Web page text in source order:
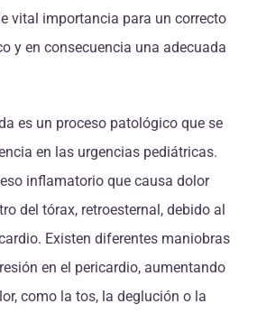
vital importancia para un correcto
y en consecuencia una adecuada
es un proceso patológico que se
en las urgencias pediátricas.
inflamatorio que causa dolor
del tórax, retroesternal, debido al
Existen diferentes maniobras
en el pericardio, aumentando
como la tos, la deglución o la